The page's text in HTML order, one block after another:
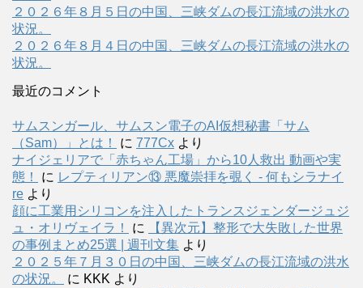
２０２６年８月５日の中国、三峡ダムの長江流域の洪水の
状況。
２０２６年８月４日の中国、三峡ダムの長江流域の洪水の
状況。
最近のコメント
サムスンガール、サムスン電子のAI仮想秘書「サム
（Sam）」とは！
に 777Cx より
ナイジェリアで「赤ちゃん工場」から10人救出 動画や実
態！
に レプティリアン⑬ 悪魔崇拝を覗く - 何もシラナイ
re より
顔に工業用シリコンを注入したトランスジェンダージュジ
ュ・オリヴェイラ！
に
【異次元】整形で大失敗した世界
の事例まとめ25選 | 週刊文集 より
２０２５年７月３０日の中国、三峡ダムの長江流域の洪水
の状況。
に KKK より